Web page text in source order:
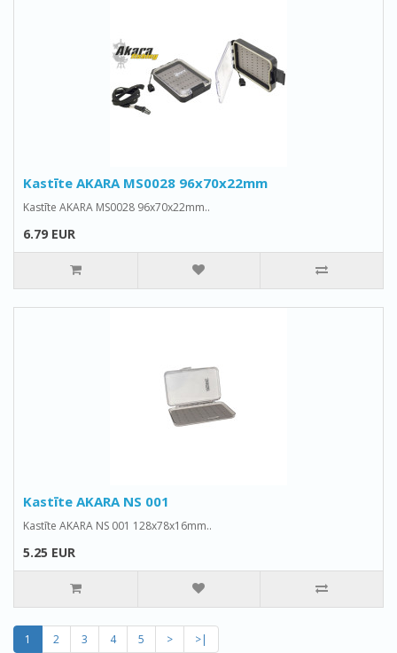
Kastīte AKARA MS0028 96x70x22mm
Kastīte AKARA MS0028 96x70x22mm..
6.79 EUR
Kastīte AKARA NS 001
Kastīte AKARA NS 001 128x78x16mm..
5.25 EUR
1 2 3 4 5 >
>|